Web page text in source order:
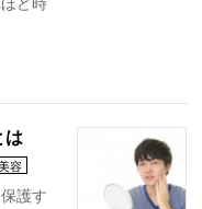
は
容
護す